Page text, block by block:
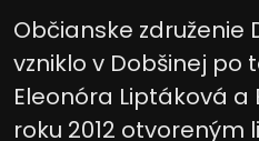
Občianske združenie
vzniklo v Dobšinej po
Eleonóra Liptáková a
roku 2012 otvoreným
Použiť profily na výber
Vytvoriť profily na
obsahu